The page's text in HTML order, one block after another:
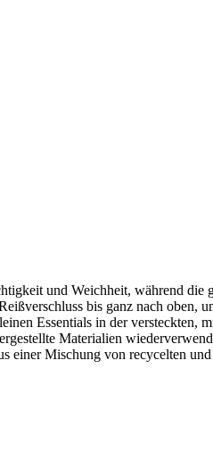
und Weichheit, während die
bis ganz nach oben,
Essentials in der versteckten,
Materialien
einer Mischung von recycelten und